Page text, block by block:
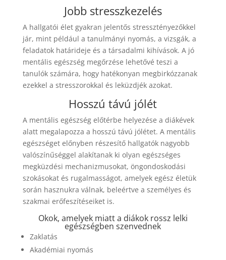
Jobb stresszkezelés
A hallgatói élet gyakran jelentős stressztényezőkkel
jár, mint például a tanulmányi nyomás, a vizsgák, a
feladatok határideje és a társadalmi kihívások. A jó
mentális egészség megőrzése lehetővé teszi a
tanulók számára, hogy hatékonyan megbirkózzanak
ezekkel a stresszorokkal és leküzdjék azokat.
Hosszú távú jólét
A mentális egészség előtérbe helyezése a diákévek
alatt megalapozza a hosszú távú jólétet. A mentális
egészséget előnyben részesítő hallgatók nagyobb
valószínűséggel alakítanak ki olyan egészséges
megküzdési mechanizmusokat, öngondoskodási
szokásokat és rugalmasságot, amelyek egész életük
során hasznukra válnak, beleértve a személyes és
szakmai erőfeszítéseiket is.
Okok, amelyek miatt a diákok rossz lelki
egészségben szenvednek
Zaklatás
Akadémiai nyomás